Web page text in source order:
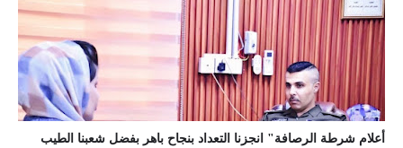
أعلام شرطة الرصافة" انجزنا التعداد بنجاح باهر بفضل شعبنا الطيب